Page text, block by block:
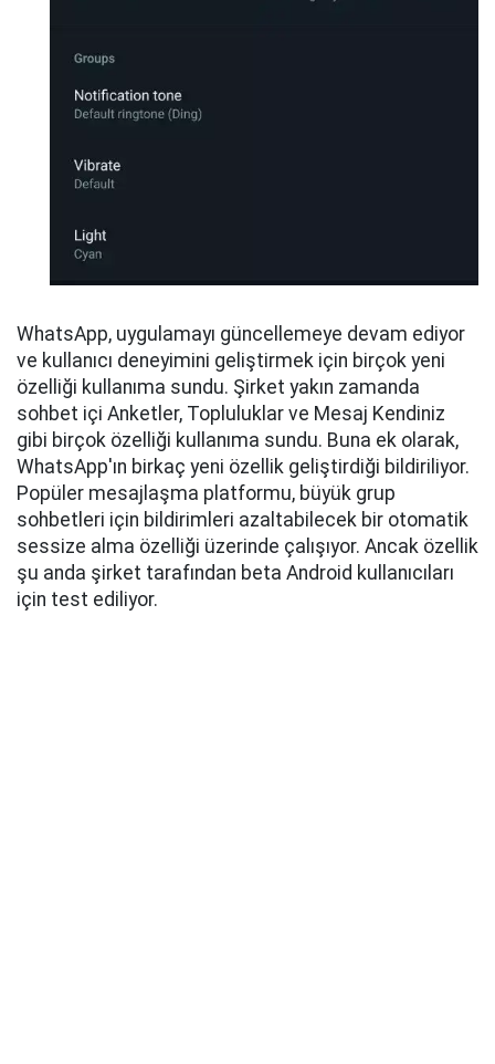
WhatsApp, uygulamayı güncellemeye devam ediyor
ve kullanıcı deneyimini geliştirmek için birçok yeni
özelliği kullanıma sundu. Şirket yakın zamanda
sohbet içi Anketler, Topluluklar ve Mesaj Kendiniz
gibi birçok özelliği kullanıma sundu. Buna ek olarak,
WhatsApp'ın birkaç yeni özellik geliştirdiği bildiriliyor.
Popüler mesajlaşma platformu, büyük grup
sohbetleri için bildirimleri azaltabilecek bir otomatik
sessize alma özelliği üzerinde çalışıyor. Ancak özellik
şu anda şirket tarafından beta Android kullanıcıları
için test ediliyor.